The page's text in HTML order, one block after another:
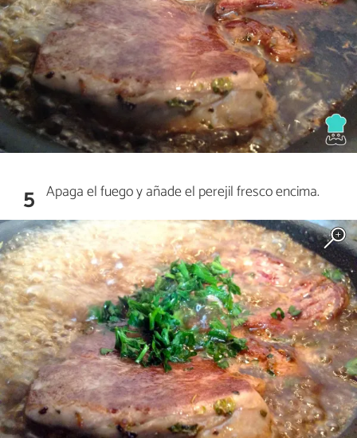
5 Apaga el fuego y añade el perejil fresco encima.